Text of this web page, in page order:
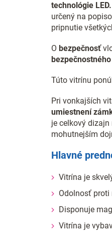
technológie LED.
určený na
pripnutie
O bezpečnosť
Túto vitrínu
Pri vonkajších
umiestnení
je celkový dizajn
mohutnejším
Hlavné
Vitrína je
Odolnosť proti
Disponuje
Vitrína je